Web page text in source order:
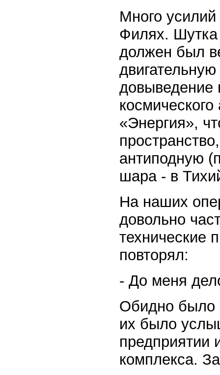
Много
Филях. Шутка
должен был
довыведение
«Энергия»,
антиподную
шара - в
На наших
довольно
технические
повторял:
- До меня
Обидно было
их было
предприятии
комплекса.